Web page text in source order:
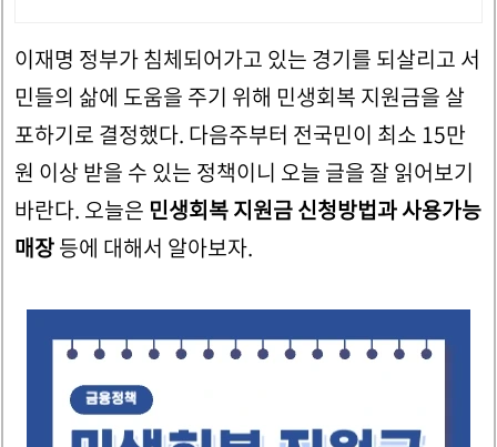
이재명 정부가 침체되어가고 있는 경기를 되살리고 서
민들의 삶에 도움을 주기 위해 민생회복 지원금을 살
포하기로 결정했다. 다음주부터 전국민이 최소 15만
원 이상 받을 수 있는 정책이니 오늘 글을 잘 읽어보기
바란다. 오늘은 민생회복 지원금 신청방법과 사용가능
매장등에 대해서 알아보자.